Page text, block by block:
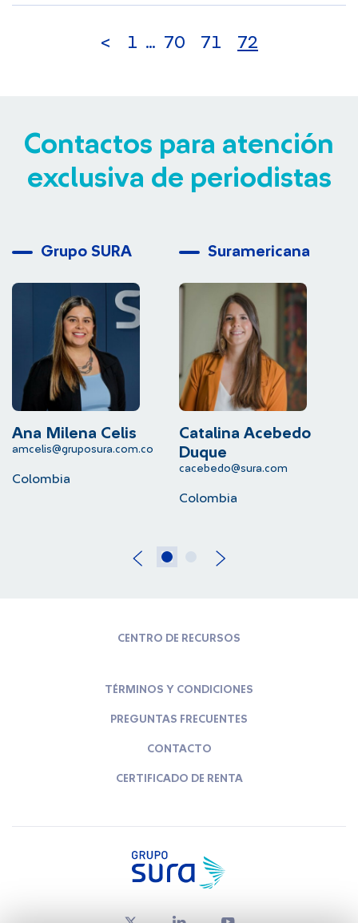
< 1 … 70 71 72
Contactos para atención
exclusiva de periodistas
Grupo SURA
Ana Milena Celis
amcelis@gruposura.com.co
Colombia
Suramericana
Catalina Acebedo
Duque
cacebedo@sura.com
Colombia
CENTRO DE RECURSOS
TÉRMINOS Y CONDICIONES
PREGUNTAS FRECUENTES
CONTACTO
CERTIFICADO DE RENTA